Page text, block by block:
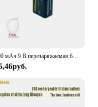
1500 мАч 9 В перезаряжаемая батарея Type-C 6F22 9 В литий-ионная батарея для металлоискателя с дистанционным управлением вертолет микрофон игрушечная модель